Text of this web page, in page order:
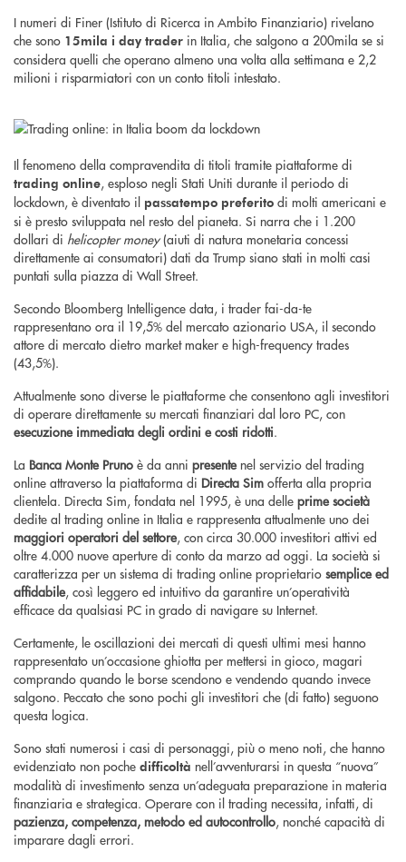
I numeri di Finer (Istituto di Ricerca in Ambito Finanziario) rivelano
che sono 15mila i day trader in Italia, che salgono a 200mila se si
considera quelli che operano almeno una volta alla settimana e 2,2
milioni i risparmiatori con un conto titoli intestato.
Il fenomeno della compravendita di titoli tramite piattaforme di
trading online, esploso negli Stati Uniti durante il periodo di
lockdown, è diventato il passatempo preferito di molti americani e
si è presto sviluppata nel resto del pianeta. Si narra che i 1.200
dollari di helicopter money(aiuti di natura monetaria concessi
direttamente ai consumatori) dati da Trump siano stati in molti casi
puntati sulla piazza di Wall Street.
Secondo Bloomberg Intelligence data, i trader fai-da-te
rappresentano ora il 19,5% del mercato azionario USA, il secondo
attore di mercato dietro market maker e high-frequency trades
(43,5%).
Attualmente sono diverse le piattaforme che consentono agli investitori
di operare direttamente su mercati finanziari dal loro PC, con
esecuzione immediata degli ordini e costi ridotti.
La Banca Monte Pruno è da anni presentenel servizio del trading
online attraverso la piattaforma di Directa Sim offerta alla propria
clientela. Directa Sim, fondata nel 1995, è una delle prime società
dedite al trading online in Italia e rappresenta attualmente uno dei
maggiori operatori del settore, con circa 30.000 investitori attivi ed
oltre 4.000 nuove aperture di conto da marzo ad oggi. La società si
caratterizza per un sistema di trading online proprietario semplice ed
affidabile, così leggero ed intuitivo da garantire un’operatività
efficace da qualsiasi PC in grado di navigare su Internet.
Certamente, le oscillazioni dei mercati di questi ultimi mesi hanno
rappresentato un’occasione ghiotta per mettersi in gioco, magari
comprando quando le borse scendono e vendendo quando invece
salgono. Peccato che sono pochi gli investitori che (di fatto) seguono
questa logica.
Sono stati numerosi i casi di personaggi, più o meno noti, che hanno
evidenziato non poche difficoltà nell’avventurarsi in questa “nuova”
modalità di investimento senza un’adeguata preparazione in materia
finanziaria e strategica. Operare con il trading necessita, infatti, di
pazienza, competenza, metodo ed autocontrollo, nonché capacità di
imparare dagli errori.